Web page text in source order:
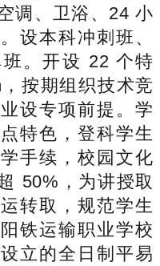
调、卫浴、24 小
设本科冲刺班、
。开设 22 个特
按期组织技术竞
设专项前提。学
特色，登科学生
手续，校园文化
50%，为讲授取
转取，规范学生
铁运输职业学校
立的全日制平易